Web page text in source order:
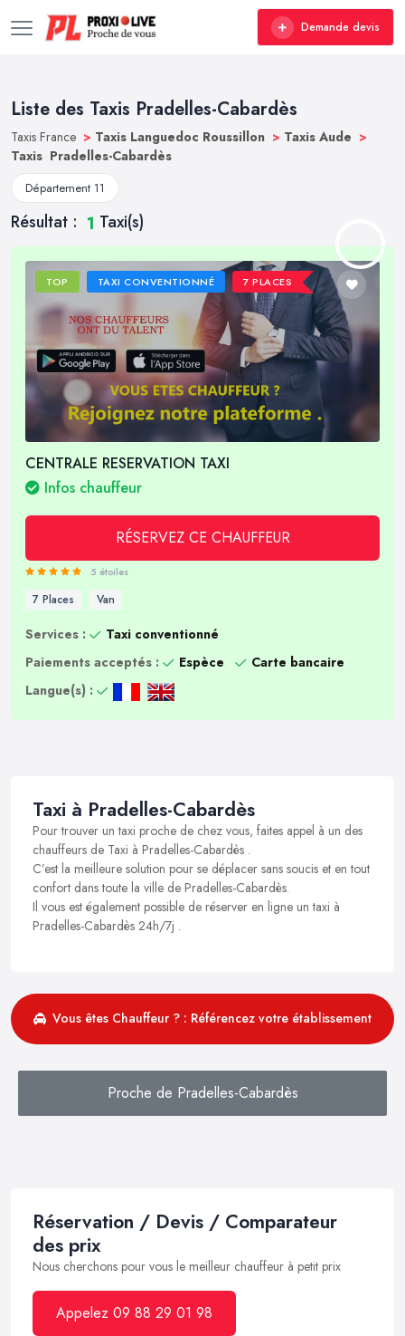
Demande devis
Liste des Taxis Pradelles-Cabardès
Taxis France > Taxis Languedoc Roussillon > Taxis Aude >
Taxis Pradelles-Cabardès
Département 11
Résultat : 1 Taxi(s)
TOP TAXI CONVENTIONNÉ 7 PLACES
CENTRALE RESERVATION TAXI
Infos chauffeur
RÉSERVEZ CE CHAUFFEUR
5 étoiles
7 Places Van
Services :
Taxi conventionné
Paiements acceptés :
Espèce
Carte bancaire
Langue(s) :
Taxi à Pradelles-Cabardès
Pour trouver un taxi proche de chez vous, faites appel à un des
chauffeurs de Taxi à Pradelles-Cabardès .
C’est la meilleure solution pour se déplacer sans soucis et en tout
confort dans toute la ville de Pradelles-Cabardès.
Il vous est également possible de réserver en ligne un taxi à
Pradelles-Cabardès 24h/7j .
Vous êtes Chauffeur ? : Référencez votre établissement
Proche de Pradelles-Cabardès
Réservation / Devis / Comparateur
des prix
Nous cherchons pour vous le meilleur chauffeur à petit prix
Appelez 09 88 29 01 98